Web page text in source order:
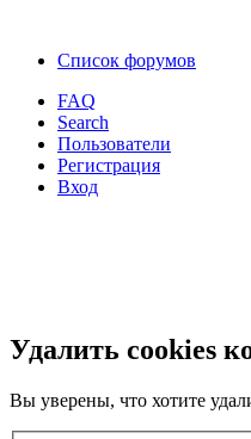
Список форумов
FAQ
Search
Пользователи
Регистрация
Вход
Удалить cookies
Вы уверены, что хотите